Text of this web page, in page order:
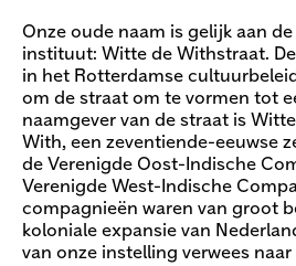
Onze oude naam is gelijk aan
instituut: Witte de Withstraat.
in het Rotterdamse
om de straat om te vormen tot
naamgever van de straat is
With, een zeventiende-eeuwse
de Verenigde Oost-Indische
Verenigde West-Indische
compagnieën waren van groot
koloniale expansie van
van onze instelling verwees